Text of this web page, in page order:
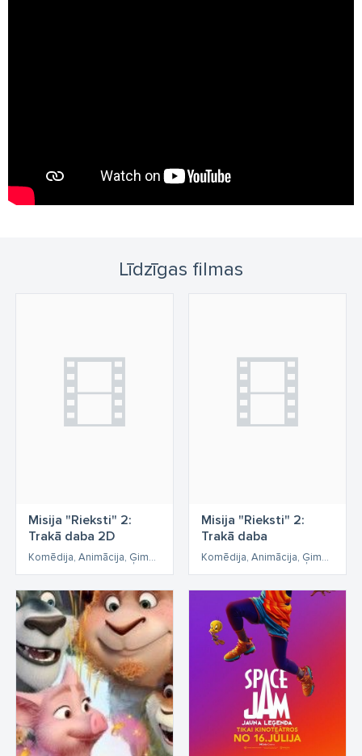
Līdzīgas filmas
Misija "Rieksti" 2:
Trakā daba 2D
Komēdija, Animācija, Ģimenes, Piedzīvojumu
Misija "Rieksti" 2:
Trakā daba
Komēdija, Animācija, Ģimenes, Piedzīvojumu